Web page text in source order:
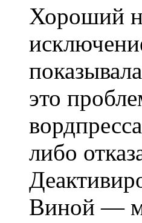
Хороший
это
либо
Виной —